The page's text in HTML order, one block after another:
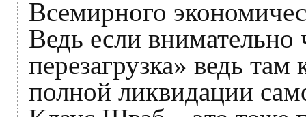
Всемирного
Ведь если внимательно
перезагрузка» ведь
полной ликвидации